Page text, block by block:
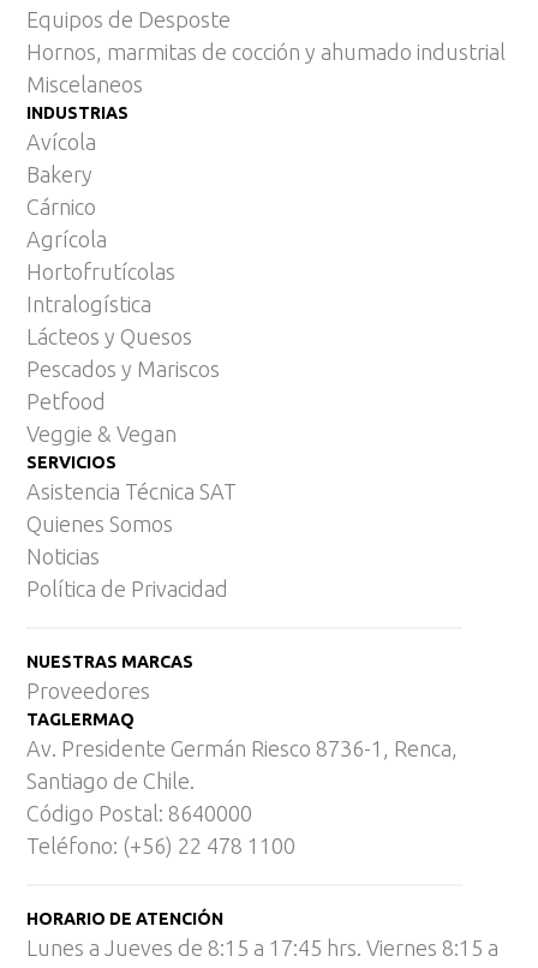
Equipos de Desposte
Hornos, marmitas de cocción y ahumado industrial
Miscelaneos
INDUSTRIAS
Avícola
Bakery
Cárnico
Agrícola
Hortofrutícolas
Intralogística
Lácteos y Quesos
Pescados y Mariscos
Petfood
Veggie & Vegan
SERVICIOS
Asistencia Técnica SAT
Quienes Somos
Noticias
Política de Privacidad
NUESTRAS MARCAS
Proveedores
TAGLERMAQ
Av. Presidente Germán Riesco 8736-1, Renca,
Santiago de Chile.
Código Postal: 8640000
Teléfono: (+56) 22 478 1100
HORARIO DE ATENCIÓN
Lunes a Jueves de 8:15 a 17:45 hrs. Viernes 8:15 a